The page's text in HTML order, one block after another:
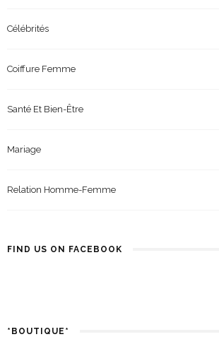
Célébrités
Coiffure Femme
Santé Et Bien-Être
Mariage
Relation Homme-Femme
FIND US ON FACEBOOK
*BOUTIQUE*